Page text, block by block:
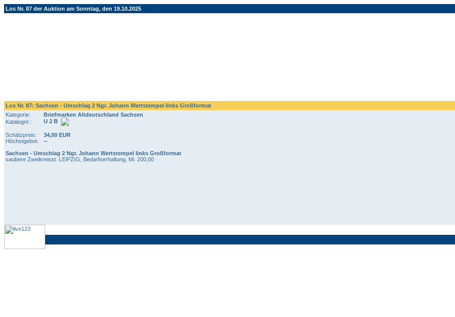
Los Nr. 87 der Auktion am Sonntag, den 19.10.2025
Los Nr. 87: Sachsen - Umschlag 2 Ngr. Johann Wertstempel links Großformat
Kategorie:
Briefmarken Altdeutschland Sachsen
Katalognr.:
U 2 B
Schätzpreis:
34,00 EUR
Höchstgebot:
--
Sachsen - Umschlag 2 Ngr. Johann Wertstempel links Großformat
saubere Zweikreisst. LEIPZIG, Bedarfserhaltung, Mi. 200,00